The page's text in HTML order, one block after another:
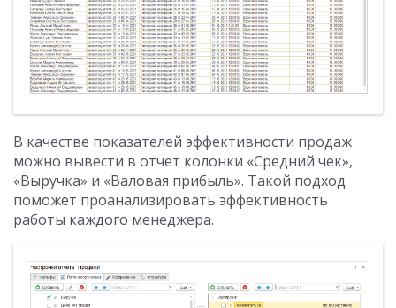
В качестве показателей эффективности продаж
можно вывести в отчет колонки «Средний чек»,
«Выручка» и «Валовая прибыль». Такой подход
поможет проанализировать эффективность
работы каждого менеджера.